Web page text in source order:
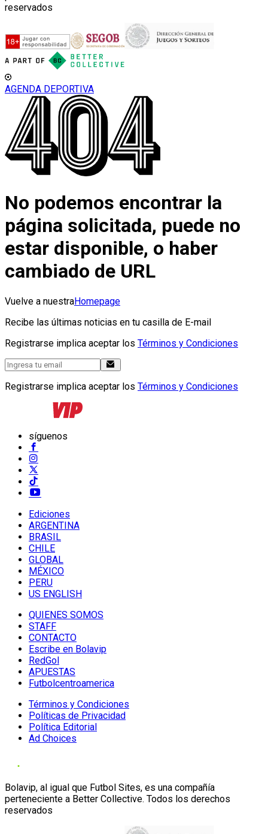
reservados
AGENDA DEPORTIVA
No podemos encontrar la
página solicitada, puede no
estar disponible, o haber
cambiado de URL
Vuelve a nuestraHomepage
Recibe las últimas noticias en tu casilla de E-mail
Registrarse implica aceptar los Términos y Condiciones
Registrarse implica aceptar los Términos y Condiciones
síguenos
Ediciones
ARGENTINA
BRASIL
CHILE
GLOBAL
MÉXICO
PERU
US ENGLISH
QUIENES SOMOS
STAFF
CONTACTO
Escribe en Bolavip
RedGol
APUESTAS
Futbolcentroamerica
Términos y Condiciones
Políticas de Privacidad
Política Editorial
Ad Choices
Bolavip, al igual que Futbol Sites, es una compañía
perteneciente a Better Collective. Todos los derechos
reservados